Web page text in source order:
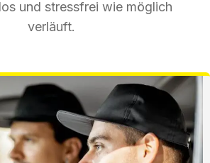
und stressfrei wie möglich
verläuft.